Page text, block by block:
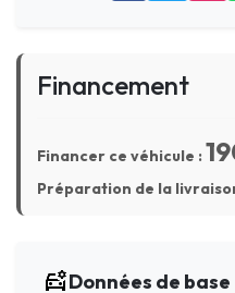
Financement
Financer ce véhicule :
Préparation de la
Données de base